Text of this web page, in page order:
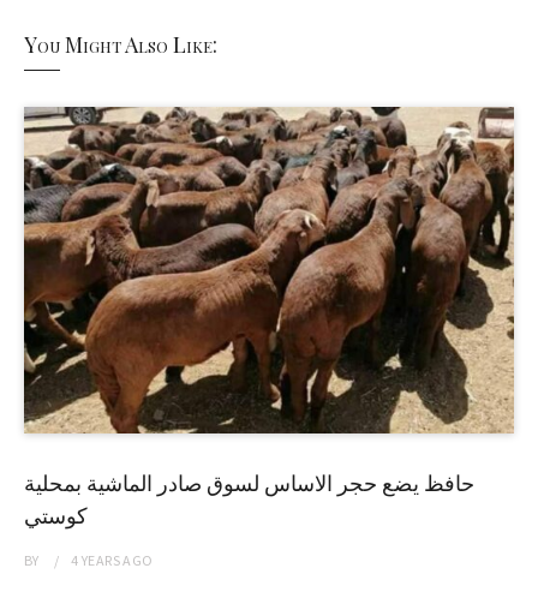
You Might Also Like:
حافظ يضع حجر الاساس لسوق صادر الماشية بمحلية
كوستي
BY 4 YEARSAGO